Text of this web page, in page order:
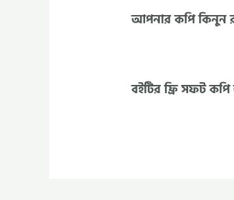
আপনার কপি কিনুন
বইটির ফ্রি সফট